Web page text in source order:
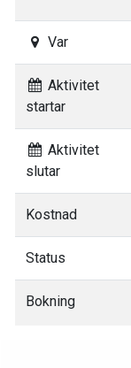
Var
Aktivitet
startar
Aktivitet
slutar
Kostnad
Status
Bokning